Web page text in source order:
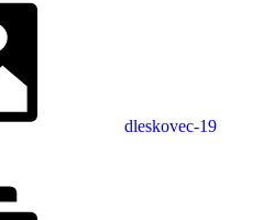
dleskovec-19